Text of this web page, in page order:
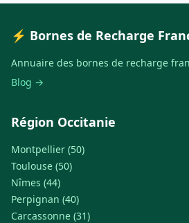
⚡ Bornes de Recharge
Annuaire des bornes de recharge
Blog →
Région Occitanie
Montpellier (50)
Toulouse (50)
Nîmes (44)
Perpignan (40)
Carcassonne (31)